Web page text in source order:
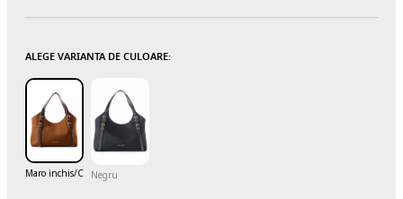
ALEGE VARIANTA DE CULOARE:
Maro inchis/Caramel
Negru